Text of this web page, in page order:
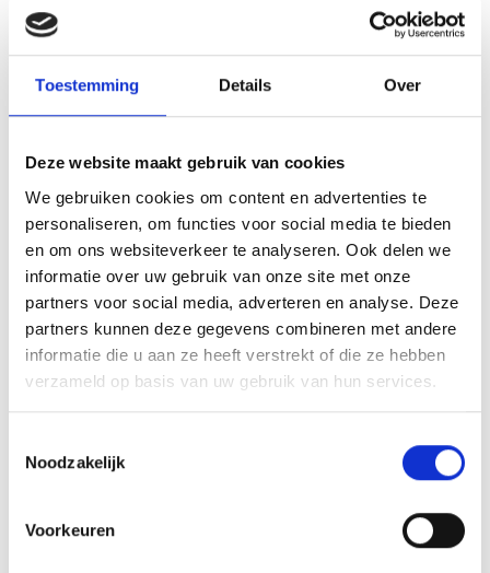
Toestemming Details Over
Deze website maakt gebruik van cookies
We gebruiken cookies om content en advertenties te
personaliseren, om functies voor social media te bieden
en om ons websiteverkeer te analyseren. Ook delen we
informatie over uw gebruik van onze site met onze
partners voor social media, adverteren en analyse. Deze
partners kunnen deze gegevens combineren met andere
informatie die u aan ze heeft verstrekt of die ze hebben
verzameld op basis van uw gebruik van hun services.
Noodzakelijk
Voorkeuren
BESCHRIJVING
AANVULLENDE INFORMATIE
afbeelding, logo of tekst. U kunt uw wensen via het
onderstaande menu opgeven, daarna krijgt u van ons een
digitaal ontwerp ter goedkeuring binnen 1-2 werkdagen
via de mail toegestuurd.
GERELATEERDE PRODUCTEN
Toevoegen
aan
verlanglijst